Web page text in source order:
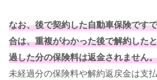
なお、後で契約した自動車保険です
合は、重複がわかった後で解約した
過した分の保険料は返金されません。
未経過分の保険料や解約返戻金は支